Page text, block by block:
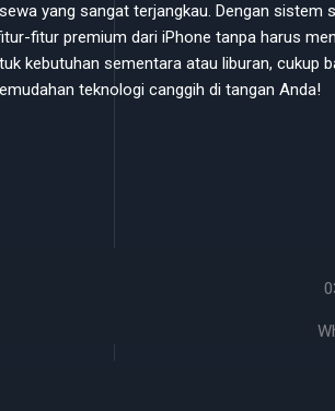
yang sangat terjangkau. Dengan sistem
fitur premium dari iPhone tanpa harus
kebutuhan sementara atau liburan, cukup
teknologi canggih di tangan Anda!